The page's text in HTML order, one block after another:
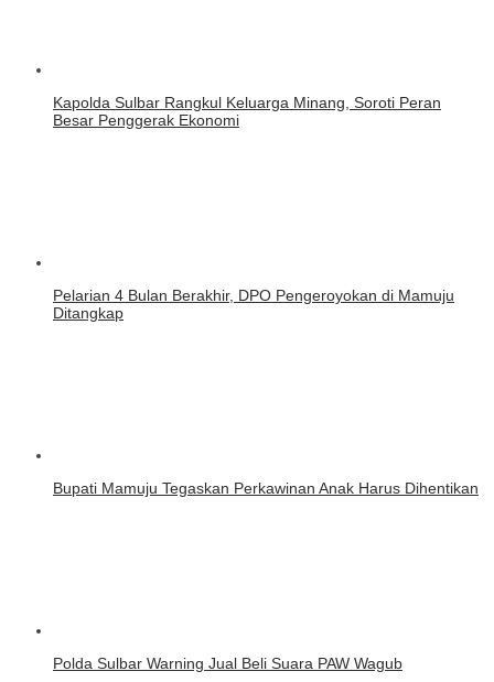
Kapolda Sulbar Rangkul Keluarga Minang, Soroti Peran
Besar Penggerak Ekonomi
Pelarian 4 Bulan Berakhir, DPO Pengeroyokan di Mamuju
Ditangkap
Bupati Mamuju Tegaskan Perkawinan Anak Harus Dihentikan
Polda Sulbar Warning Jual Beli Suara PAW Wagub